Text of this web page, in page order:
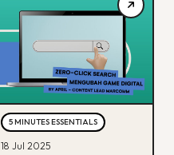
5 MINUTES ESSENTIALS
18 Jul 2025